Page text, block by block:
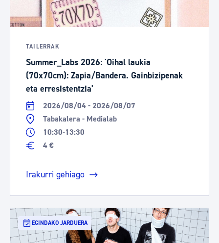
TAILERRAK
Summer_Labs 2026: 'Oihal laukia
(70x70cm): Zapia/Bandera. Gainbizipenak
eta erresistentzia'
2026/08/04 - 2026/08/07
Tabakalera - Medialab
10:30-13:30
4 €
Irakurri gehiago
EGINDAKO JARDUERA